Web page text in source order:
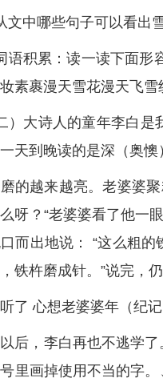
文中哪些句子可以看出
语积累：读一读下面形
素裹漫天雪花漫天飞
）大诗人的童年李白是
天到晚读的是深（奥
的越来越亮。老婆婆
呀？“老婆婆看了他一
而出地说： “这么粗的
铁杵磨成针。”说完，
了 心想老婆婆年（纪
后，李白再也不逃学
里画掉使用不当的字